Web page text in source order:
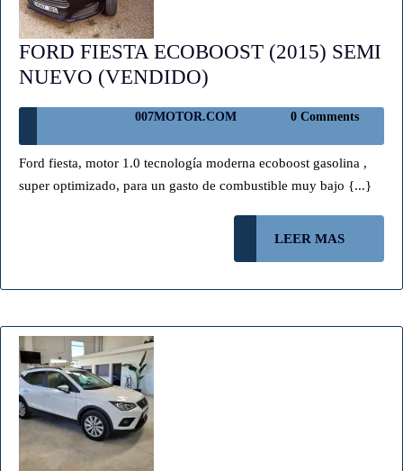
FORD FIESTA ECOBOOST (2015) SEMI
NUEVO (VENDIDO)
FIESTA
ECOBOOST
(2015)
SEMI
007MOTOR.COM 007MOTOR.COM
0 Comments
Ford fiesta, motor 1.0 tecnología moderna ecoboost gasolina ,
super optimizado, para un gasto de combustible muy bajo {...}
LEER MAS
MAS